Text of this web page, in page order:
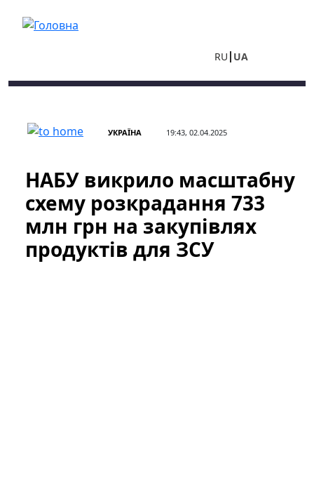
RU UA
УКРАЇНА 19:43, 02.04.2025
НАБУ викрило масштабну
схему розкрадання 733
млн грн на закупівлях
продуктів для ЗСУ